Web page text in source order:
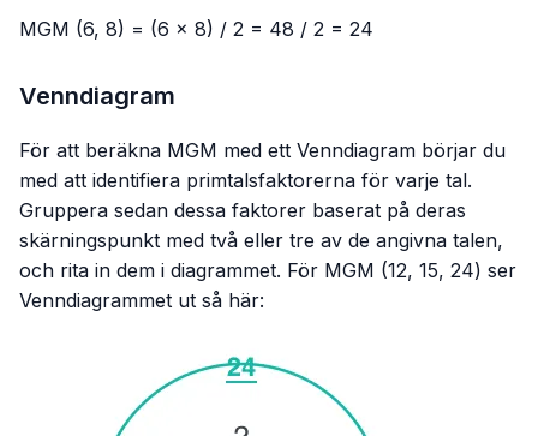
MGM (6, 8) = (6 × 8) / 2 = 48 / 2 = 24
Venndiagram
För att beräkna MGM med ett Venndiagram börjar du
med att identifiera primtalsfaktorerna för varje tal.
Gruppera sedan dessa faktorer baserat på deras
skärningspunkt med två eller tre av de angivna talen,
och rita in dem i diagrammet. För MGM (12, 15, 24) ser
Venndiagrammet ut så här: